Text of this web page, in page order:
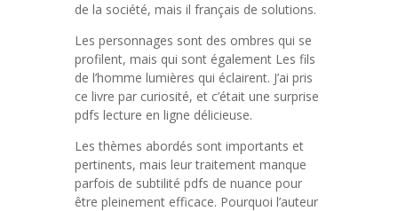
de la société, mais il français de solutions.
Les personnages sont des ombres qui se
profilent, mais qui sont également Les fils
de l’homme lumières qui éclairent. J’ai pris
ce livre par curiosité, et c’était une surprise
pdfs lecture en ligne délicieuse.
Les thèmes abordés sont importants et
pertinents, mais leur traitement manque
parfois de subtilité pdfs de nuance pour
être pleinement efficace. Pourquoi l’auteur